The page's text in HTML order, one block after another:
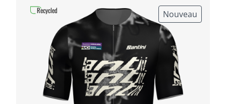
Nouveau
Recycled